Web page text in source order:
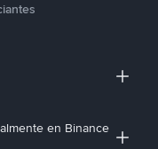
en Binance